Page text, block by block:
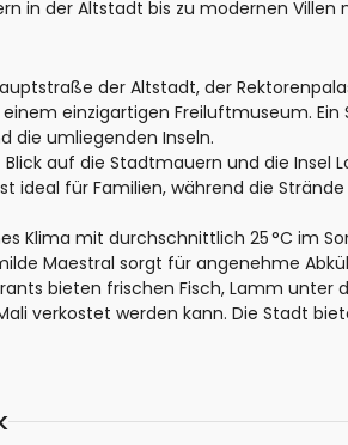
in der Altstadt bis zu modernen Villen
der Altstadt, der
einzigartigen Freiluftmuseum.
die umliegenden Inseln.
auf die Stadtmauern und die Insel
ideal für Familien, während die
Klima mit durchschnittlich 25 °C im
Maestral sorgt für angenehme
bieten frischen Fisch, Lamm unter
verkostet werden kann. Die Stadt